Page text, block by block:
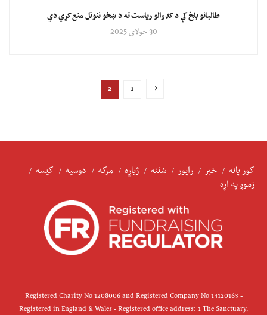
طالبانو بلخ کې د کډوالو ریاست ته د ښځو ننوتل منع کړي دي
30 جولای 2025
1
2
کور پانه خبر راپور شننه ژباړه مرکه دوسیه
کیسه
زموږ په اړه
Registered Charity No 1208006 and Registered Company No 14120163 -
Registered in England & Wales - Registered office address: 1 The Sanctuary,